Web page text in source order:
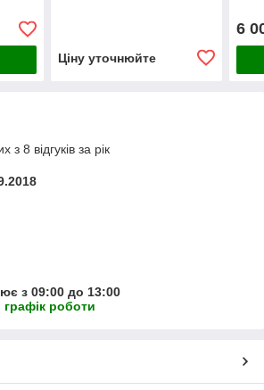
Ціну уточнюйте
6
з 8 відгуків за рік
з 09:00 до 13:00
роботи